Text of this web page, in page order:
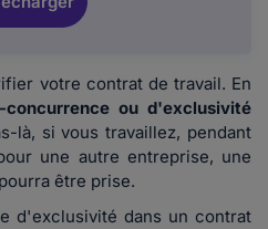
votre contrat de travail. En
concurrence ou d'exclusivité
là, si vous travaillez, pendant
une autre entreprise, une
être prise.
d'exclusivité dans un contrat